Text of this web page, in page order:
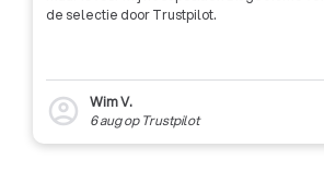
de selectie door Trustpilot.
account_circle
Wim V.
6 augop Trustpilot